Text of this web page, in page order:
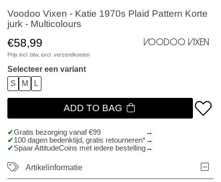
Voodoo Vixen - Katie 1970s Plaid Pattern Korte
jurk - Multicolours
€58,99
Prijs incl. btw, excl. verzendkosten
Voodoo Vixen
Selecteer een variant
S
M L
ADD TO BAG
Gratis bezorging vanaf €99
100 dagen bedenktijd, gratis retourneren*
Spaar AttitudeCoins met iedere bestelling
Artikelinformatie